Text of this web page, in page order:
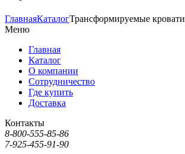
ГлавнаяКаталогТрансформируемые кровати
Меню
Главная
Каталог
О компании
Сотрудничество
Где купить
Доставка
Контакты
8-800-555-85-86
7-925-455-91-90